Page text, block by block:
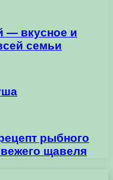
— вкусное и
семьи
рыбного
щавеля